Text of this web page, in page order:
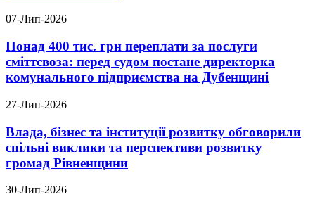
07-Лип-2026
Понад 400 тис. грн переплати за послуги
сміттєвоза: перед судом постане директорка
комунального підприємства на Дубенщині
27-Лип-2026
Влада, бізнес та інституції розвитку обговорили
спільні виклики та перспективи розвитку
громад Рівненщини
30-Лип-2026